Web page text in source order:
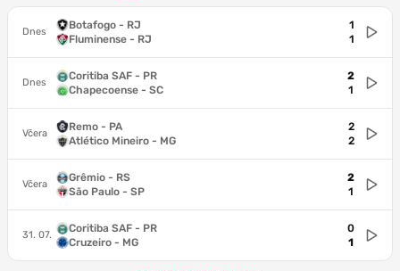
Dnes
Botafogo - RJ
Fluminense - RJ
1
1
Dnes
Coritiba SAF - PR
Chapecoense - SC
2
1
Včera
Remo - PA
Atlético Mineiro - MG
2
2
Včera
Grêmio - RS
São Paulo - SP
2
1
31. 07.
Coritiba SAF - PR
Cruzeiro - MG
0
1